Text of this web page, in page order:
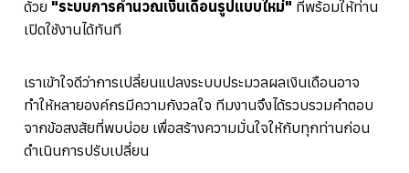
ด้วย "ระบบการคำนวณเงินเดือนรูปแบบใหม่" ที่พร้อมให้ท่าน
เปิดใช้งานได้ทันที
เราเข้าใจดีว่าการเปลี่ยนแปลงระบบประมวลผลเงินเดือนอาจ
ทำให้หลายองค์กรมีความกังวลใจ ทีมงานจึงได้รวบรวมคำตอบ
จากข้อสงสัยที่พบบ่อย เพื่อสร้างความมั่นใจให้กับทุกท่านก่อน
ดำเนินการปรับเปลี่ยน